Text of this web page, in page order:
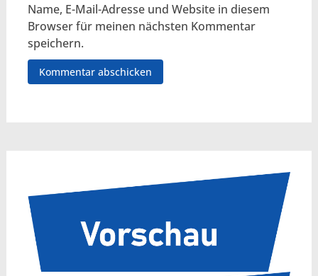
Name, E-Mail-Adresse und Website in diesem
Browser für meinen nächsten Kommentar
speichern.